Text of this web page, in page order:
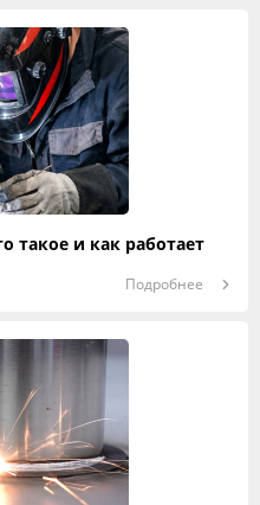
такое и как работает
Подробнее